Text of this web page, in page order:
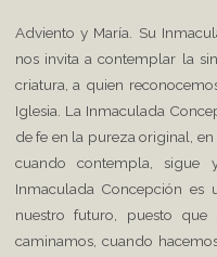
Adviento y María. Su
nos invita a contemplar la
criatura, a quien
Iglesia. La Inmaculada
de fe en la pureza original,
cuando contempla,
Inmaculada Concepción
nuestro futuro, puesto
caminamos, cuando